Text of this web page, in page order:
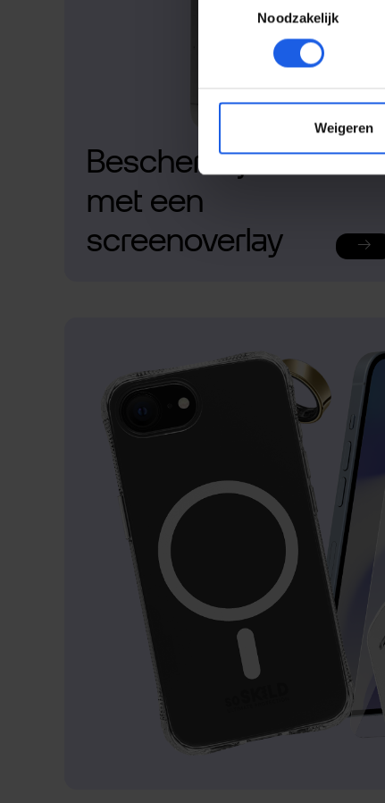
Noodzakelijk
Weigeren
Bescherm je telefoon
met een
screenoverlay